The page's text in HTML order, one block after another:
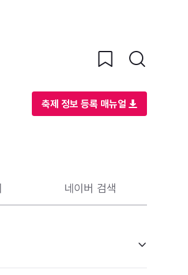
축제 정보 등록 매뉴얼
네이버 검색